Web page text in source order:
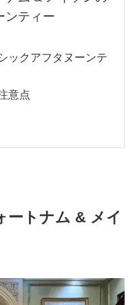
ンティー
ックアフタヌーンテ
意点
ートナム & メイ